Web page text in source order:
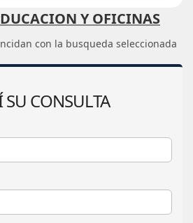
Y OFICINAS
con la busqueda seleccionada
SU CONSULTA